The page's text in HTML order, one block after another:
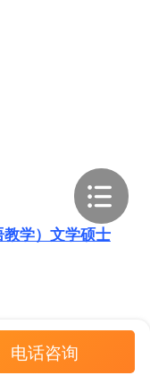
学）文学硕士
电话咨询